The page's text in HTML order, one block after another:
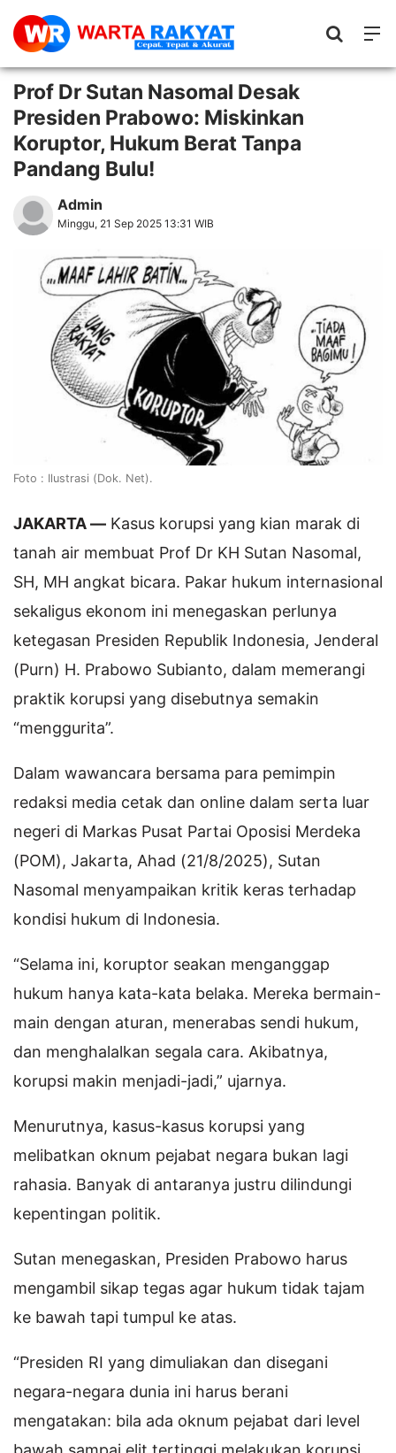
Prof Dr Sutan Nasomal Desak
Presiden Prabowo: Miskinkan
Koruptor, Hukum Berat Tanpa
Pandang Bulu!
Admin
Minggu, 21 Sep 2025 13:31 WIB
Foto : Ilustrasi (Dok. Net).
JAKARTA — Kasus korupsi yang kian marak di
tanah air membuat Prof Dr KH Sutan Nasomal,
SH, MH angkat bicara. Pakar hukum internasional
sekaligus ekonom ini menegaskan perlunya
ketegasan Presiden Republik Indonesia, Jenderal
(Purn) H. Prabowo Subianto, dalam memerangi
praktik korupsi yang disebutnya semakin
“menggurita”.
Dalam wawancara bersama para pemimpin
redaksi media cetak dan online dalam serta luar
negeri di Markas Pusat Partai Oposisi Merdeka
(POM), Jakarta, Ahad (21/8/2025), Sutan
Nasomal menyampaikan kritik keras terhadap
kondisi hukum di Indonesia.
“Selama ini, koruptor seakan menganggap
hukum hanya kata-kata belaka. Mereka bermain-
main dengan aturan, menerabas sendi hukum,
dan menghalalkan segala cara. Akibatnya,
korupsi makin menjadi-jadi,” ujarnya.
Menurutnya, kasus-kasus korupsi yang
melibatkan oknum pejabat negara bukan lagi
rahasia. Banyak di antaranya justru dilindungi
kepentingan politik.
Sutan menegaskan, Presiden Prabowo harus
mengambil sikap tegas agar hukum tidak tajam
ke bawah tapi tumpul ke atas.
“Presiden RI yang dimuliakan dan disegani
negara-negara dunia ini harus berani
mengatakan: bila ada oknum pejabat dari level